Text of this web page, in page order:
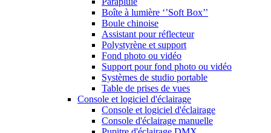
Boîte à lumière ‘’Soft Box’’
Boule chinoise
Assistant pour réflecteur
Polystyrène et support
Fond photo ou vidéo
Support pour fond photo ou vidéo
Systèmes de studio portable
Table de prises de vues
Console et logiciel d'éclairage
Console et logiciel d'éclairage
Console d'éclairage manuelle